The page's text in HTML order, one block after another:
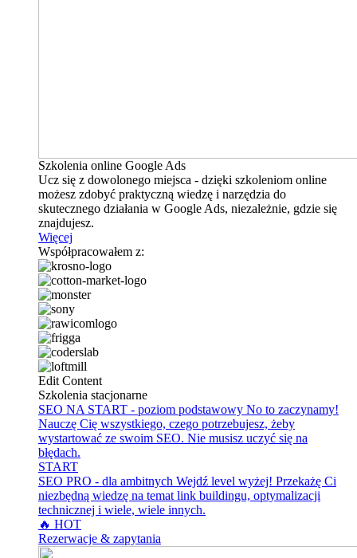
Szkolenia online Google Ads
Ucz się z dowolonego miejsca - dzięki szkoleniom online
możesz zdobyć praktyczną wiedzę i narzędzia do
skutecznego działania w Google Ads, niezależnie, gdzie się
znajdujesz.
Więcej
Współpracowałem z:
Edit Content
Szkolenia stacjonarne
SEO NA START - poziom podstawowy No to zaczynamy!
Nauczę Cię wszystkiego, czego potrzebujesz, żeby
wystartować ze swoim SEO. Nie musisz uczyć się na
błędach.
START
SEO PRO - dla ambitnych Wejdź level wyżej! Przekażę Ci
niezbędną wiedzę na temat link buildingu, optymalizacji
technicznej i wiele, wiele innych.
🔥 HOT
Rezerwacje & zapytania